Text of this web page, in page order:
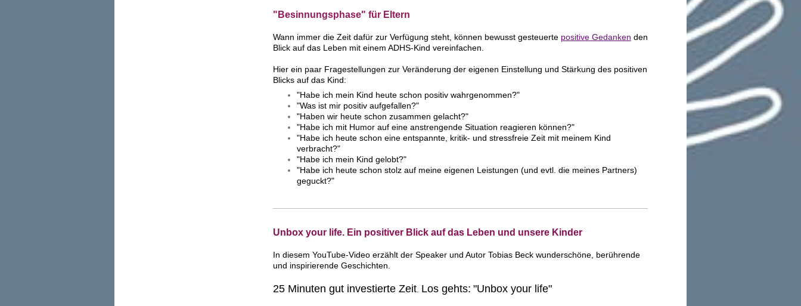
"Besinnungsphase" für Eltern
Wann immer die Zeit dafür zur Verfügung steht, können bewusst gesteuerte positive Gedanken den
Blick auf das Leben mit einem ADHS-Kind vereinfachen.
Hier ein paar Fragestellungen zur Veränderung der eigenen Einstellung und Stärkung des positiven
Blicks auf das Kind:
"Habe ich mein Kind heute schon positiv wahrgenommen?"
"Was ist mir positiv aufgefallen?"
"Haben wir heute schon zusammen gelacht?"
"Habe ich mit Humor auf eine anstrengende Situation reagieren können?"
"Habe ich heute schon eine entspannte, kritik- und stressfreie Zeit mit meinem Kind
verbracht?"
"Habe ich mein Kind gelobt?"
"Habe ich heute schon stolz auf meine eigenen Leistungen (und evtl. die meines Partners)
geguckt?"
Unbox your life. Ein positiver Blick auf das Leben und unsere Kinder
In diesem YouTube-Video erzählt der Speaker und Autor Tobias Beck wunderschöne, berührende
und inspirierende Geschichten.
25 Minuten gut investierte Zeit. Los gehts: "Unbox your life"